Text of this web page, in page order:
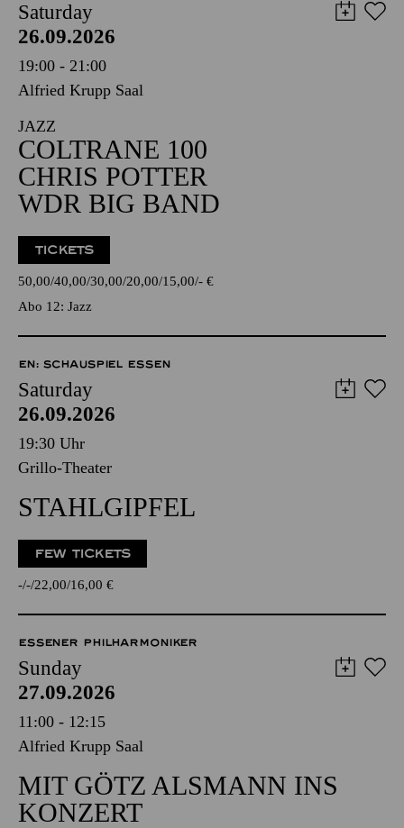
Saturday
26.09.2026
19:00 - 21:00
Alfried Krupp Saal
JAZZ
COLTRANE 100
CHRIS POTTER
WDR BIG BAND
TICKETS
50,00 40,00 30,00 20,00 15,00 - €
Abo 12: Jazz
EN: SCHAUSPIEL ESSEN
Saturday
26.09.2026
19:30 Uhr
Grillo-Theater
STAHLGIPFEL
FEW TICKETS
- - 22,00 16,00 €
ESSENER PHILHARMONIKER
Sunday
27.09.2026
11:00 - 12:15
Alfried Krupp Saal
MIT GÖTZ ALSMANN INS
KONZERT